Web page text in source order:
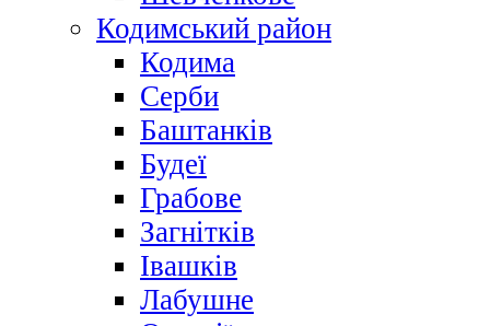
Кодимський район
Кодима
Серби
Баштанків
Будеї
Грабове
Загнітків
Івашків
Лабушне